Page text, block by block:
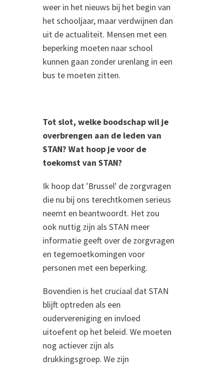
weer in het nieuws bij het begin van
het schooljaar, maar verdwijnen dan
uit de actualiteit. Mensen met een
beperking moeten naar school
kunnen gaan zonder urenlang in een
bus te moeten zitten.
Tot slot, welke boodschap wil je
overbrengen aan de leden van
STAN? Wat hoop je voor de
toekomst van STAN?
Ik hoop dat 'Brussel' de zorgvragen
die nu bij ons terechtkomen serieus
neemt en beantwoordt. Het zou
ook nuttig zijn als STAN meer
informatie geeft over de zorgvragen
en tegemoetkomingen voor
personen met een beperking.
Bovendien is het cruciaal dat STAN
blijft optreden als een
oudervereniging en invloed
uitoefent op het beleid. We moeten
nog actiever zijn als
drukkingsgroep. We zijn